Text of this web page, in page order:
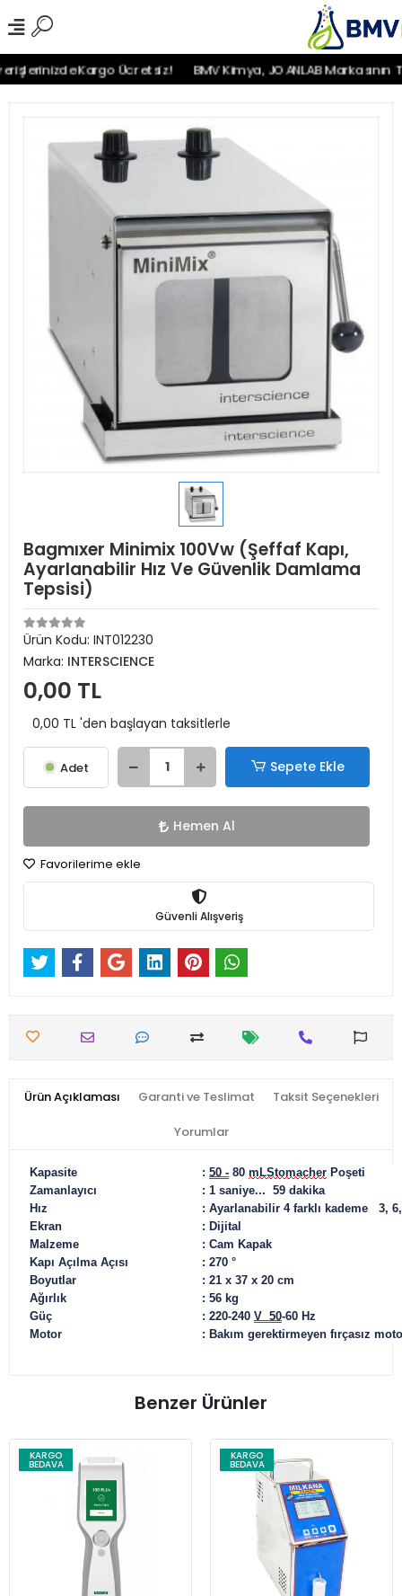
Kargo Ücretsiz! BMV Kimya, JOANLAB
Bagmıxer Minimix 100Vw (Şeffaf Kapı,
Ayarlanabilir Hız Ve Güvenlik Damlama
Tepsisi)
Ürün Kodu: INT012230
Marka: INTERSCIENCE
0,00 TL
0,00 TL 'den başlayan taksitlerle
Adet Sepete Ekle
Hemen Al
Favorilerime ekle
Güvenli Alışveriş
Ürün Açıklaması Garanti ve Teslimat Taksit Seçenekleri
Yorumlar
Kapasite : 50 - 80 mLStomacher Poşeti
Zamanlayıcı
: 1 saniye... 59 dakika
Hız
: Ayarlanabilir 4 farklı kademe 3,
Ekran
: Dijital
Malzeme
: Cam Kapak
Kapı Açılma Açısı
: 270 °
Boyutlar
: 21 x 37 x 20 cm
Ağırlık
: 56 kg
Güç
: 220-240 V 50-60 Hz
Motor
: Bakım gerektirmeyen fırçasız
Benzer Ürünler
KARGO
BEDAVA
KARGO
BEDAVA